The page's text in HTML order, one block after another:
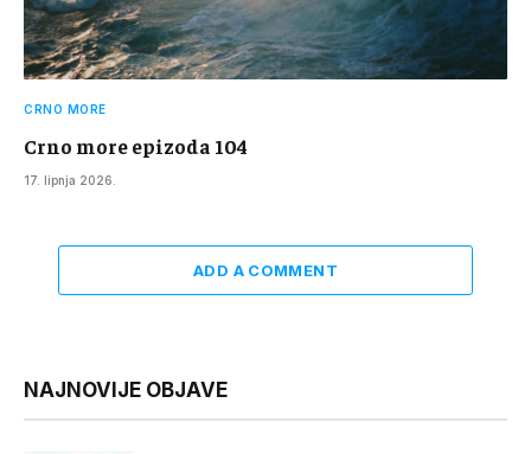
CRNO MORE
Crno more epizoda 104
17. lipnja 2026.
ADD A COMMENT
NAJNOVIJE OBJAVE